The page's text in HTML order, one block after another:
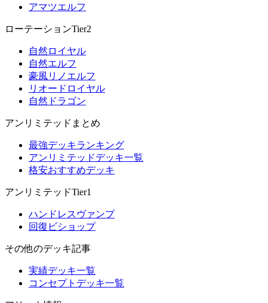
アマツエルフ
ローテーションTier2
自然ロイヤル
自然エルフ
豪風リノエルフ
リオードロイヤル
自然ドラゴン
アンリミテッドまとめ
最強デッキランキング
アンリミテッドデッキ一覧
格安おすすめデッキ
アンリミテッドTier1
ハンドレスヴァンプ
回復ビショップ
その他のデッキ記事
実績デッキ一覧
コンセプトデッキ一覧